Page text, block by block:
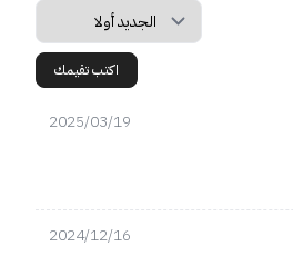
اكتب تقيمك
2025/03/19
2024/12/16